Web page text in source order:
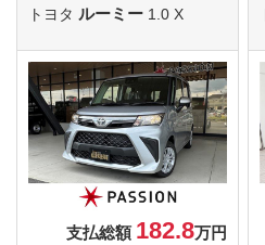
トヨタ ルーミー 1.0 X
支払総額 182.8万円